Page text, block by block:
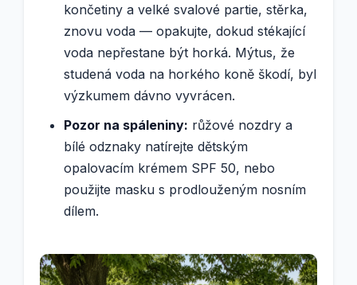
končetiny a velké svalové partie, stěrka,
znovu voda — opakujte, dokud stékající
voda nepřestane být horká. Mýtus, že
studená voda na horkého koně škodí, byl
výzkumem dávno vyvrácen.
Pozor na spáleniny: růžové nozdry a
bílé odznaky natírejte dětským
opalovacím krémem SPF 50, nebo
použijte masku s prodlouženým nosním
dílem.